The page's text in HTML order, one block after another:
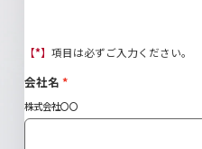
【*】 項目は必ずご入力ください。
会社名
株式会社〇〇